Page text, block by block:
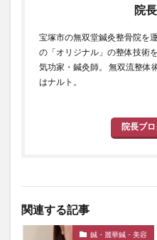
院
宝塚市の無双堂鍼灸整骨院を
の「オリジナル」の整体技術
気功家・鍼灸師。 無双流整体
はナルト。
院長ブ
関連する記事
鍼・麗華鍼・美容